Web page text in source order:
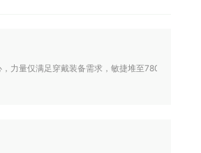
力量仅满足穿戴装备需求，敏捷堆至780点补齐